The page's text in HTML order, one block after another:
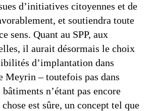
d’initiatives citoyennes et de
et soutiendra toute
sens. Quant au SPP, aux
il aurait désormais le choix
d’implantation dans
Meyrin – toutefois pas dans
n’étant pas encore
est sûre, un concept tel que